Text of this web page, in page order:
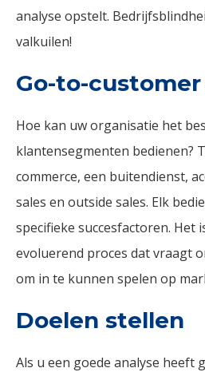
analyse opstelt.
valkuilen!
Go-to-
Hoe kan uw organisatie het
klantensegmenten bedienen?
commerce, een buitendienst,
sales en outside sales. Elk
specifieke succesfactoren. Het
evoluerend proces dat vraagt
om in te kunnen spelen op
Doelen stellen
Als u een goede analyse heeft